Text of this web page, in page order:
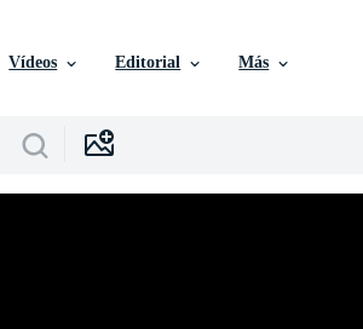
Vídeos Editorial Más